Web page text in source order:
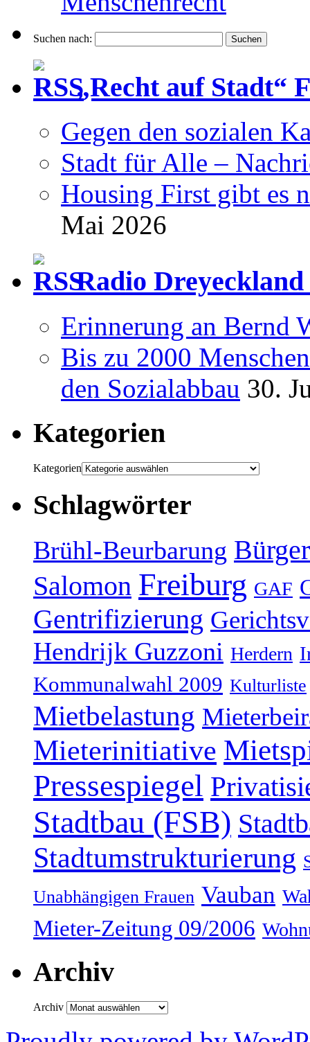
Suchen nach:
„Recht auf Stadt“
Gegen den sozialen
Stadt für Alle –
Housing First gibt es
Mai 2026
Radio
Erinnerung an Bernd
Bis zu 2000
den Sozialabbau 30.
Kategorien
Kategorien
Schlagwörter
Brühl-Beurbarung
Salomon Freiburg GAF
Gentrifizierung
Hendrijk Guzzoni Herdern
Kommunalwahl 2009 Kulturliste
Mietbelastung
Mieterinitiative
Pressespiegel
Stadtbau (FSB)
Stadtumstrukturierung
Unabhängigen Frauen Vauban
Mieter-Zeitung 09/2006
Archiv
Archiv